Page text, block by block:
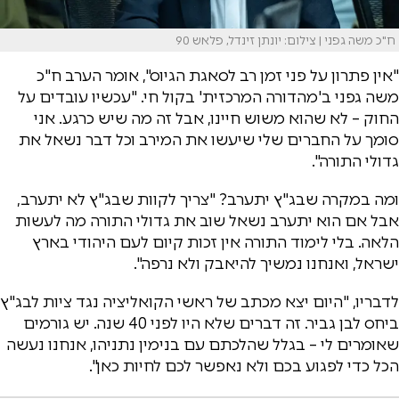
ח"כ משה גפני | צילום: יונתן זינדל, פלאש 90
"אין פתרון על פני זמן רב לסאגת הגיוס", אומר הערב ח"כ
משה גפני ב'מהדורה המרכזית' בקול חי. "עכשיו עובדים על
החוק – לא שהוא משוש חיינו, אבל זה מה שיש כרגע. אני
סומך על החברים שלי שיעשו את המירב וכל דבר נשאל את
גדולי התורה".
ומה במקרה שבג"ץ יתערב? "צריך לקוות שבג"ץ לא יתערב,
אבל אם הוא יתערב נשאל שוב את גדולי התורה מה לעשות
הלאה. בלי לימוד התורה אין זכות קיום לעם היהודי בארץ
ישראל, ואנחנו נמשיך להיאבק ולא נרפה".
לדבריו, "היום יצא מכתב של ראשי הקואליציה נגד ציות לבג"ץ
ביחס לבן גביר. זה דברים שלא היו לפני 40 שנה. יש גורמים
שאומרים לי – בגלל שהלכתם עם בנימין נתניהו, אנחנו נעשה
הכל כדי לפגוע בכם ולא נאפשר לכם לחיות כאן".